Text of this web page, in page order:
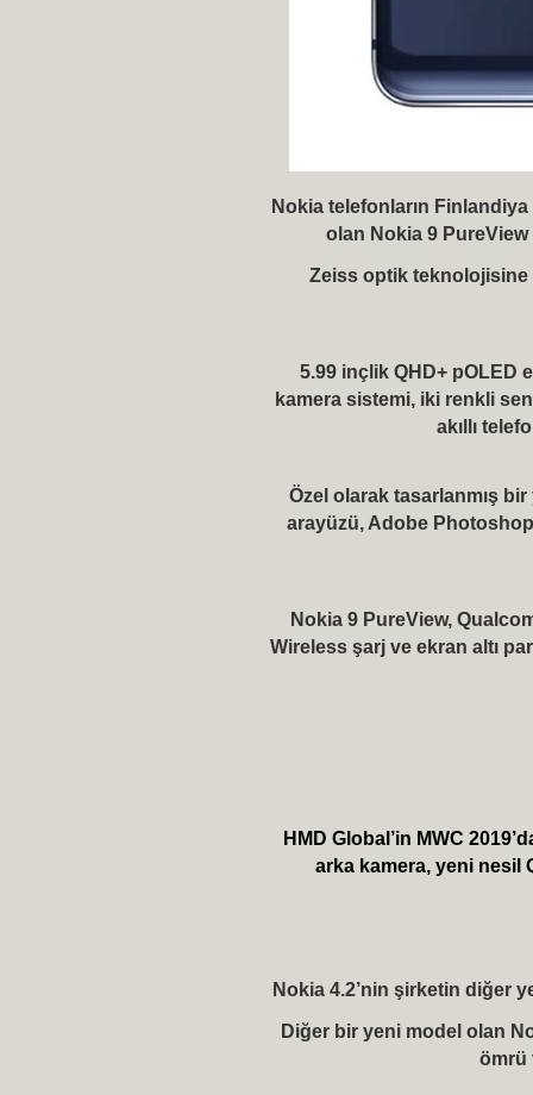
Nokiatelefonların Finlandiya
olan Nokia 9 PureView
Zeiss optik teknolojisine
5.99 inçlik QHD+ pOLED
kamera sistemi, iki renkli
akıllı
Özel olarak tasarlanmış
arayüzü, Adobe
Nokia 9 PureView,
Wireless şarj ve ekran altı
HMD Global’in MWC
arka kamera, yeni nesil
Nokia 4.2’nin şirketin diğer
Diğer bir yeni model olan
ömrü